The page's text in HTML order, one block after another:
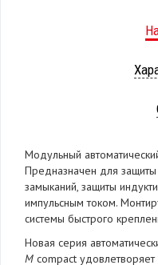
Модульный
Предназначен для
замыканий, защиты
импульсным током.
системы быстрого
Новая серия
M compact